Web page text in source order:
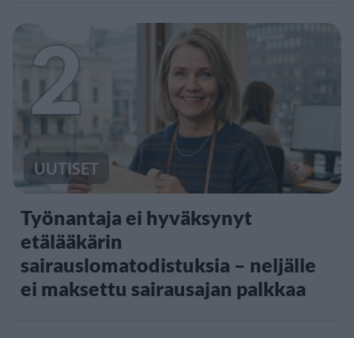
2
UUTISET
Työnantaja ei hyväksynyt
etälääkärin
sairauslomatodistuksia – neljälle
ei maksettu sairausajan palkkaa